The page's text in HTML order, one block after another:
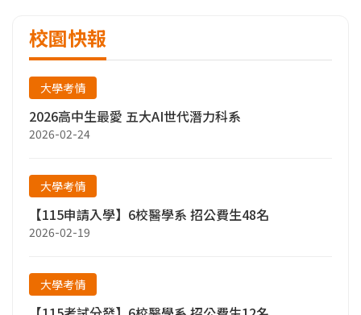
校園快報
大學考情
2026高中生最愛 五大AI世代潛力科系
2026-02-24
大學考情
【115申請入學】6校醫學系 招公費生48名
2026-02-19
大學考情